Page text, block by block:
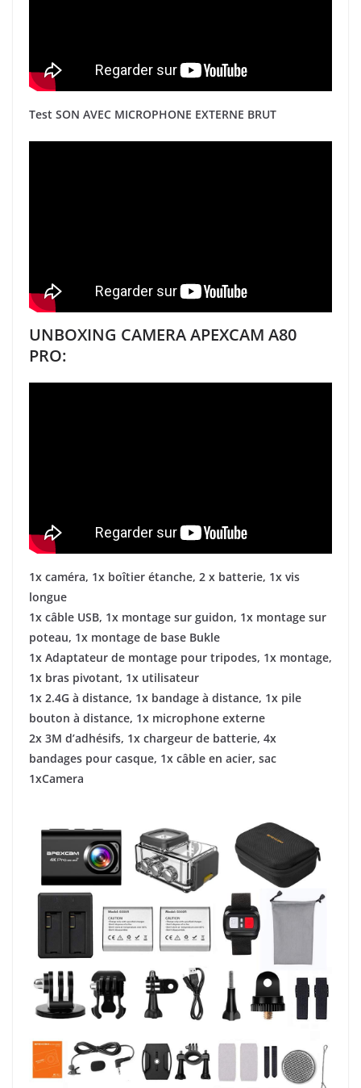
Test SON AVEC MICROPHONE EXTERNE BRUT
UNBOXING CAMERA APEXCAM A80
PRO:
1x caméra, 1x boîtier étanche, 2 x batterie, 1x vis
longue
1x câble USB, 1x montage sur guidon, 1x montage sur
poteau, 1x montage de base Bukle
1x Adaptateur de montage pour tripodes, 1x montage,
1x bras pivotant, 1x utilisateur
1x 2.4G à distance, 1x bandage à distance, 1x pile
bouton à distance, 1x microphone externe
2x 3M d’adhésifs, 1x chargeur de batterie, 4x
bandages pour casque, 1x câble en acier, sac
1xCamera